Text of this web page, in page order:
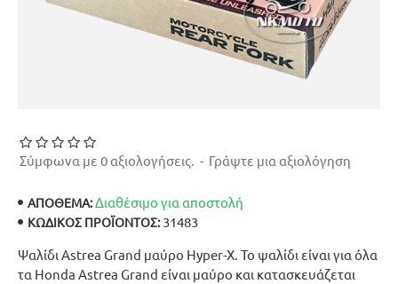
Ψαλίδι Astrea Grand μαύρο Hyper-X. Το ψαλίδι είναι για όλα
τα Honda Astrea Grand είναι μαύρο και κατασκευάζεται
ΑΠΟΘΕΜΑ:Διαθέσιμο για αποστολή
ΚΩΔΙΚΌΣ ΠΡΟΪΌΝΤΟΣ: 31483
Σύμφωνα με 0 αξιολογήσεις. - Γράψτε μια αξιολόγηση